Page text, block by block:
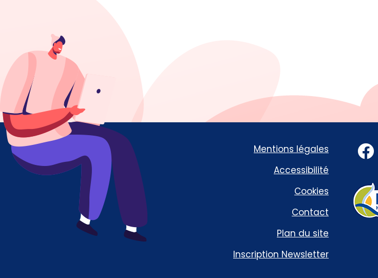
Mentions légales
Accessibilité
Cookies
Contact
Plan du site
Inscription Newsletter